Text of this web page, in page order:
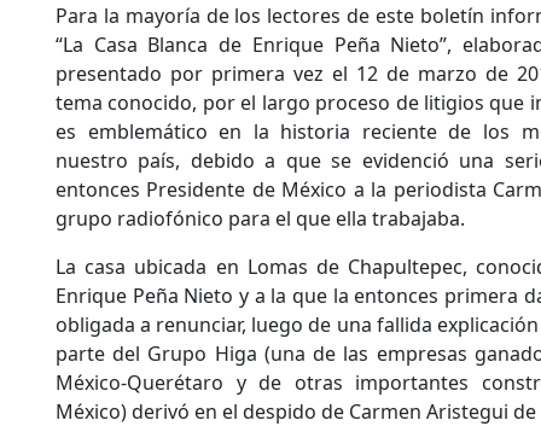
Para la mayoría de los lectores de este boletín
“La Casa Blanca de Enrique Peña Nieto”,
presentado por primera vez el 12 de marzo de
tema conocido, por el largo proceso de litigios que
es emblemático en la historia reciente de los
nuestro país, debido a que se evidenció una
entonces Presidente de México a la periodista
grupo radiofónico para el que ella trabajaba.
La casa ubicada en Lomas de Chapultepec,
Enrique Peña Nieto y a la que la entonces primera
obligada a renunciar, luego de una fallida
parte del Grupo Higa (una de las empresas
México-Querétaro y de otras importantes
México) derivó en el despido de Carmen Aristegui de